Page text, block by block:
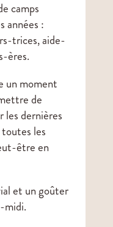
camps
années :
trices, aide-
ères.
un moment
de
les dernières
les
être en
et un goûter
midi.